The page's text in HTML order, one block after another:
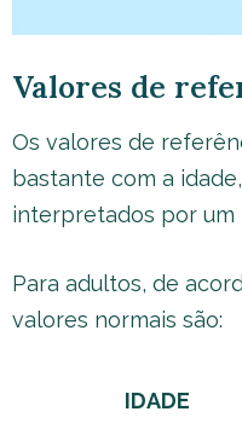
Valores de
Os valores de
bastante com a
interpretados por um
Para adultos, de
valores normais são:
IDADE